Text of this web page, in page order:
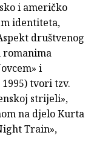
i američko
identiteta,
društvenog
romanima
i
tvori tzv.
strijeli»,
na djelo Kurta
Train»,